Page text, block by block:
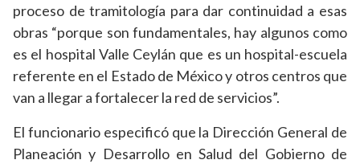
proceso de tramitología para dar continuidad a esas
obras “porque son fundamentales, hay algunos como
es el hospital Valle Ceylán que es un hospital-escuela
referente en el Estado de México y otros centros que
van a llegar a fortalecer la red de servicios”.
El funcionario especificó que la Dirección General de
Planeación y Desarrollo en Salud del Gobierno de